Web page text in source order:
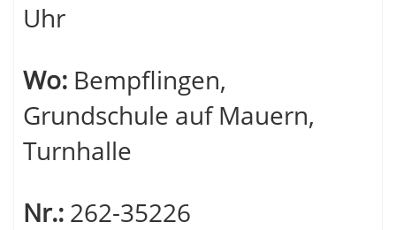
Uhr
Wo: Bempflingen,
Grundschule auf Mauern,
Turnhalle
Nr.: 262-35226